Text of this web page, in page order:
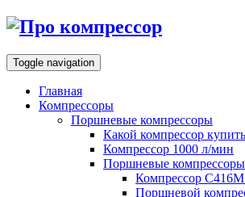
Toggle navigation
Главная
Компрессоры
Поршневые компрессоры
Какой компрессор
Компрессор 1000 л/мин
Поршневые
Компрессор
Поршневой